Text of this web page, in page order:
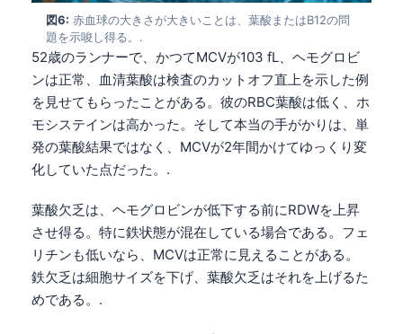
図6: 赤血球の大きさが大きいことは、葉酸またはB12の問
題を示唆し得る。.
52歳のランナーで、かつてMCVが103 fL、ヘモグロビ
ンは正常、血清葉酸は検査のカットオフ直上を示した例
を見せてもらったことがある。彼のRBC葉酸は低く、ホ
モシステインは高かった。そして本当の手がかりは、単
発の葉酸結果ではなく、MCVが2年間かけてゆっくり変
化していた点だった。.
葉酸欠乏は、ヘモグロビンが低下する前にRDWを上昇
させ得る。特に鉄状態が混在している場合である。フェ
リチンも低いなら、MCVは正常に見えることがある。
鉄欠乏は細胞サイズを下げ、葉酸欠乏はそれを上げるた
めである。.